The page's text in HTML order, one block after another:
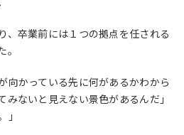
、卒業前には１つの拠点を任される
向かっている先に何があるかわから
みないと見えない景色があるんだ」
」